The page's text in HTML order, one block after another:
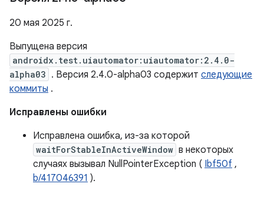
20 мая 2025 г.
Выпущена версия
androidx.test.uiautomator:uiautomator:2.4.0-
alpha03 . Версия 2.4.0-alpha03 содержит следующие
коммиты .
Исправлены ошибки
Исправлена ​​ошибка, из-за которой
waitForStableInActiveWindow в некоторых
случаях вызывал NullPointerException ( Ibf50f ,
b/417046391 ).